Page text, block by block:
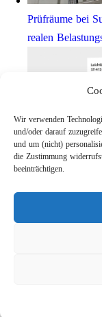
Wir verwenden
und/oder darauf
und um (nicht)
die Zustimmung
beeinträchtigen.
Prüfräume bei
realen
Links
Suche